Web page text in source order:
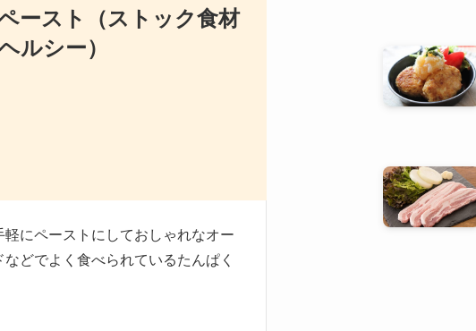
ースト（ストック食材
ルシー）
にペーストにしておしゃれなオー
どでよく食べられているたんぱく